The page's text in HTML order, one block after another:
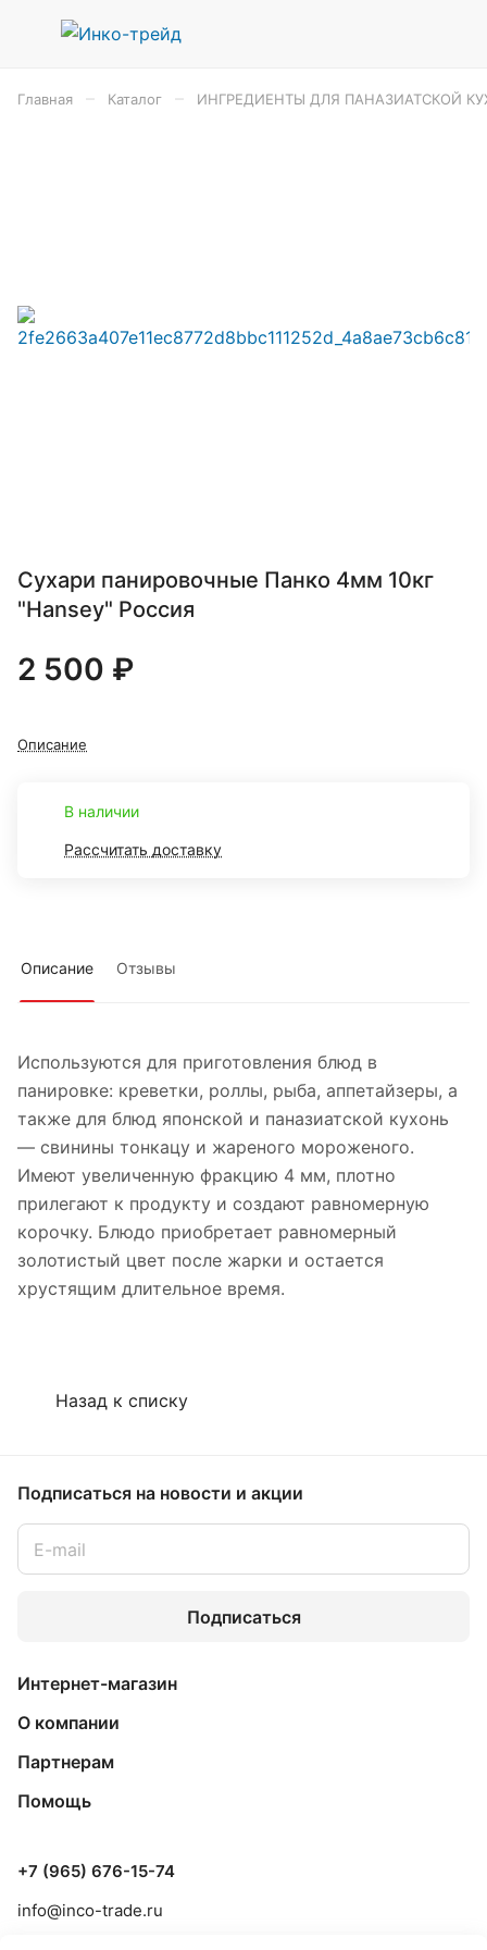
Главная Каталог ИНГРЕДИЕНТЫ ДЛЯ ПАНАЗИАТСКОЙ
Сухари панировочные Панко 4мм 10кг
"Hansey" Россия
2 500 ₽
Описание
В наличии
Рассчитать доставку
Описание Отзывы
Используются для приготовления блюд в
панировке: креветки, роллы, рыба, аппетайзеры, а
также для блюд японской и паназиатской кухонь
— свинины тонкацу и жареного мороженого.
Имеют увеличенную фракцию 4 мм, плотно
прилегают к продукту и создают равномерную
корочку. Блюдо приобретает равномерный
золотистый цвет после жарки и остается
хрустящим длительное время.
Назад к списку
Подписаться на новости и акции
Подписаться
Интернет-магазин
О компании
Партнерам
Помощь
+7 (965) 676-15-74
info@inco-trade.ru